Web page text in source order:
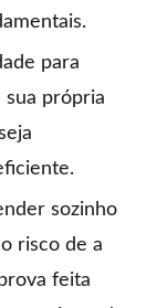
para
sua própria
sozinho
risco de a
feita